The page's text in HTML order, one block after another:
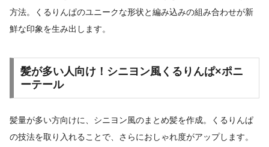
方法。くるりんぱのユニークな形状と編み込みの組み合わせが新
鮮な印象を生み出します。
髪が多い人向け！シニヨン風くるりんぱ×ポニ
ーテール
髪量が多い方向けに、シニヨン風のまとめ髪を作成。くるりんぱ
の技法を取り入れることで、さらにおしゃれ度がアップします。